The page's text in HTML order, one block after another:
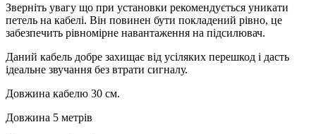
Зверніть увагу що при установки рекомендується уникати
петель на кабелі. Він повинен бути покладений рівно, це
забезпечить рівномірне навантаження на підсилювач.
Даний кабель добре захищає від усіляких перешкод і дасть
ідеальне звучання без втрати сигналу.
Довжина кабелю 30 см.
Довжина 5 метрів